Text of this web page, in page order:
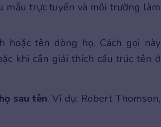
mẫu trực tuyến và môi trường làm
tên dòng họ. Cách gọi này
khi cần giải thích cấu trúc tên ở
họ sau tên. Ví dụ: Robert Thomson,